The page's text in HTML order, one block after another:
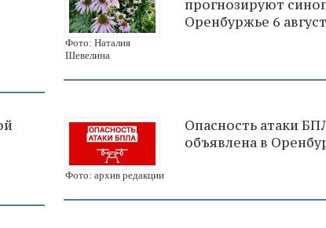
Фото: Наталия
Шевелина
прогнозируют
Оренбуржье 6
Фото: архив редакции
Опасность атаки
объявлена в